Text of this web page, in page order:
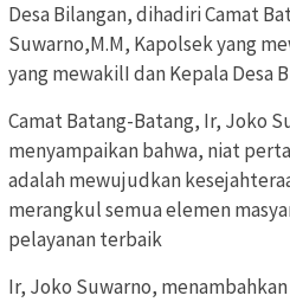
Desa Bilangan, dihadiri Camat
Suwarno,M.M, Kapolsek yang
yang mewakilI dan Kepala Desa
Camat Batang-Batang, Ir, Joko
menyampaikan bahwa, niat
adalah mewujudkan
merangkul semua elemen
pelayanan terbaik
Ir, Joko Suwarno,